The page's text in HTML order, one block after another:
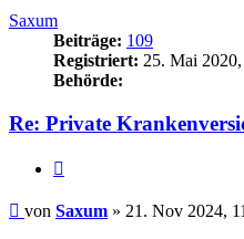
Saxum
Beiträge: 109
Registriert: 25. Mai
Behörde:
Re: Private
Beitrag
von Saxum » 21. Nov 2024,